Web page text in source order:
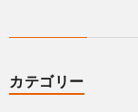
カテゴリー